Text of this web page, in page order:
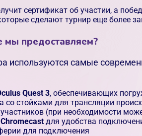
сертификат об участии, а
сделают турнир еще более
мы предоставляем?
используются самые
Quest 3, обеспечивающих
со стойками для трансляции
(при необходимости
для удобства
для подключения